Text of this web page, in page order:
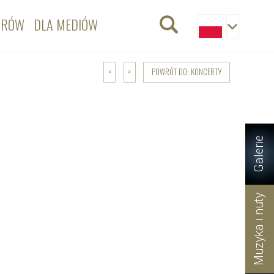
Galerie
Muzyka i nuty
DLA MEDIÓW
< > POWRÓT DO: KONCERTY